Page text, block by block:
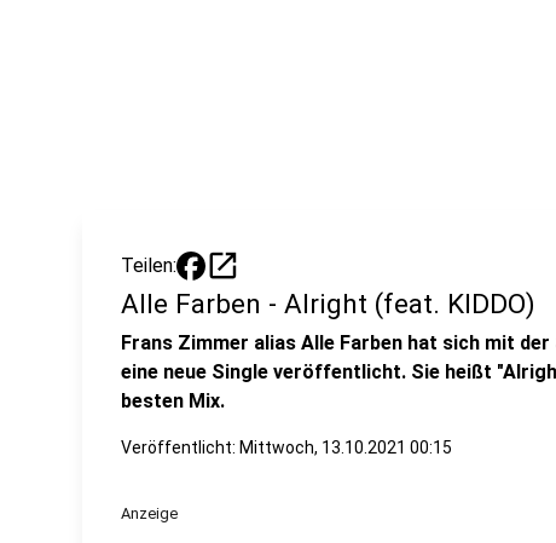
Teilen: open_in_new
Alle Farben - Alright (feat. KIDDO)
Frans Zimmer alias Alle Farben hat sich mit
eine neue Single veröffentlicht. Sie heißt
besten Mix.
Veröffentlicht: Mittwoch, 13.10.2021 00:15
Anzeige